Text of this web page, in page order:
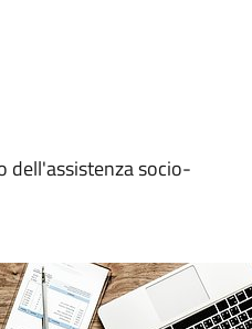
dell'assistenza socio-